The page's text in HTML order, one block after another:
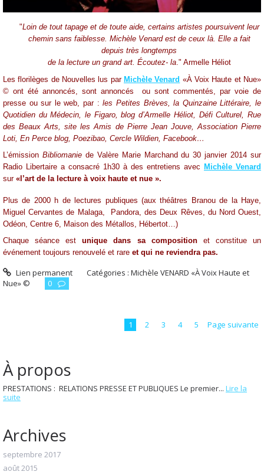
À propos
PRESTATIONS : RELATIONS PRESSE ET PUBLIQUES Le premier... Lire la
suite
Archives
septembre 2017
août 2015
"Loin de tout tapage et de toute aide, certains artistes poursuivent leur
chemin sans faiblesse. Michèle Venard est de ceux là. Elle a fait
depuis très longtemps
de la lecture un grand art. Écoutez- la." Armelle Héliot
Les florilèges de Nouvelles lus par Michèle Venard «À Voix Haute et Nue»
© ont été annoncés, sont annoncés
ou sont commentés, par voie de
presse ou sur le web, par :les Petites Brèves, la Quinzaine Littéraire, le
Quotidien du Médecin, le Figaro, blog d’Armelle Héliot, Défi Culturel, Rue
des Beaux Arts, site les Amis de Pierre Jean Jouve, Association Pierre
Loti, En Perce blog, Poezibao, Cercle Wildien, Facebook…
L’émission Bibliomaniede Valère Marie Marchand du 30 janvier 2014 sur
Radio Libertaire a consacré 1h30 à des entretiens avec Michèle Venard
sur«l’art de la lecture à voix haute et nue ».
Plus de 2000 h de lectures publiques (aux théâtres Branou de la Haye,
Miguel Cervantes de Malaga,
Pandora, des Deux Rêves, du Nord Ouest,
Odéon, Centre 6, Maison des Métallos, Hébertot…)
Chaque séance estunique dans sa compositionet constitue un
événement toujours renouvelé et rare et qui ne reviendra pas.
Lien permanent Catégories :Michèle VENARD «À Voix Haute et
Nue» ©
0
1 2 3 4 5 Page suivante